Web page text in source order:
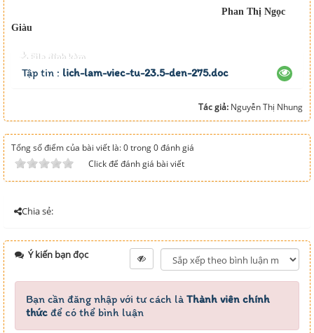
Phan Thị Ngọc
Giàu
File đính kèm
Tập tin : lich-lam-viec-tu-23.5-den-275.doc
Tác giả: Nguyễn Thị Nhung
Tổng số điểm của bài viết là: 0 trong 0 đánh giá
Click để đánh giá bài viết
Chia sẻ:
Ý kiến bạn đọc
Bạn cần đăng nhập với tư cách là Thành viên chính
thức để có thể bình luận